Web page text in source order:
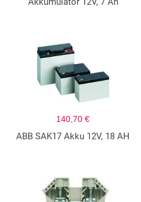
140,70 €
ABB SAK17 Akku 12V, 18 AH